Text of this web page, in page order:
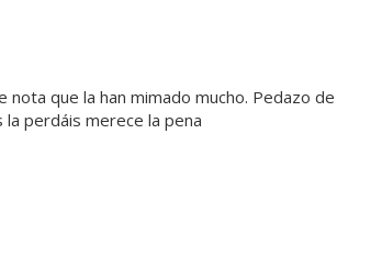
que la han mimado mucho. Pedazo de
perdáis merece la pena